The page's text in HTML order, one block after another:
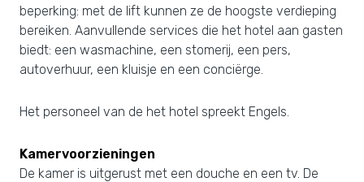
beperking: met de lift kunnen ze de hoogste verdieping
bereiken. Aanvullende services die het hotel aan gasten
biedt: een wasmachine, een stomerij, een pers,
autoverhuur, een kluisje en een conciërge.
Het personeel van de het hotel spreekt Engels.
Kamervoorzieningen
De kamer is uitgerust met een douche en een tv. De